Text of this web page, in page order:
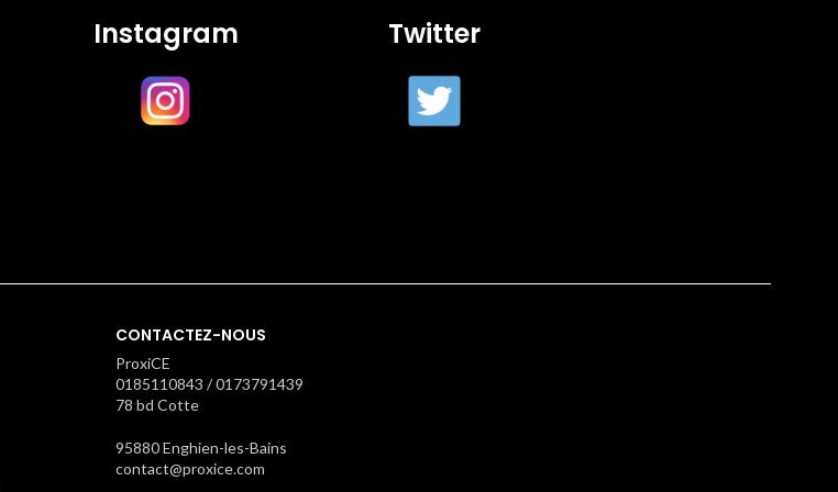
Instagram Twitter
CONTACTEZ-NOUS
ProxiCE
0185110843 / 0173791439
78 bd Cotte
95880 Enghien-les-Bains
contact@proxice.com